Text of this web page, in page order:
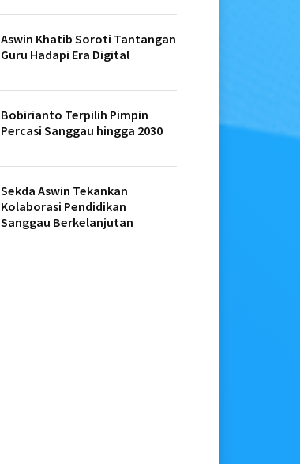
Aswin Khatib Soroti Tantangan
Guru Hadapi Era Digital
Bobirianto Terpilih Pimpin
Percasi Sanggau hingga 2030
Sekda Aswin Tekankan
Kolaborasi Pendidikan
Sanggau Berkelanjutan